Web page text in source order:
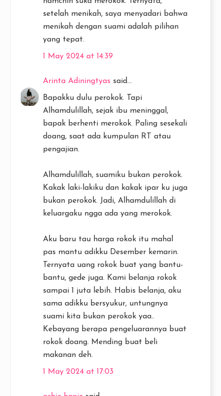
setelah menikah, saya menyadari bahwa
menikah dengan suami adalah pilihan
yang tepat.
1 May 2024 at 14:39
Arinta Adiningtyas said...
Bapakku dulu perokok. Tapi
Alhamdulillah, sejak ibu meninggal,
bapak berhenti merokok. Paling sesekali
doang, saat ada kumpulan RT atau
pengajian.
Alhamdulillah, suamiku bukan perokok.
Kakak laki-lakiku dan kakak ipar ku juga
bukan perokok. Jadi, Alhamdulillah di
keluargaku ngga ada yang merokok.
Aku baru tau harga rokok itu mahal
pas mantu adikku Desember kemarin.
Ternyata uang rokok buat yang bantu-
bantu, gede juga. Kami belanja rokok
sampai 1 juta lebih. Habis belanja, aku
sama adikku bersyukur, untungnya
suami kita bukan perokok yaa..
Kebayang berapa pengeluarannya buat
rokok doang. Mending buat beli
makanan deh.
1 May 2024 at 17:03